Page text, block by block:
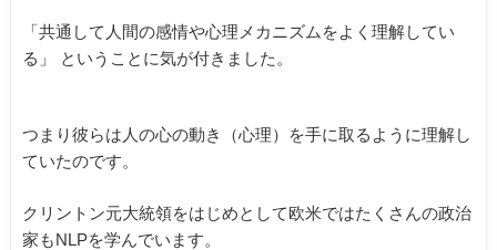
「共通して人間の感情や心理メカニズムをよく理解してい
る」
ということに気が付きました。
つまり彼らは人の心の動き（心理）を手に取るように理解し
ていたのです。
クリントン元大統領をはじめとして欧米ではたくさんの政治
家もNLPを学んでいます。